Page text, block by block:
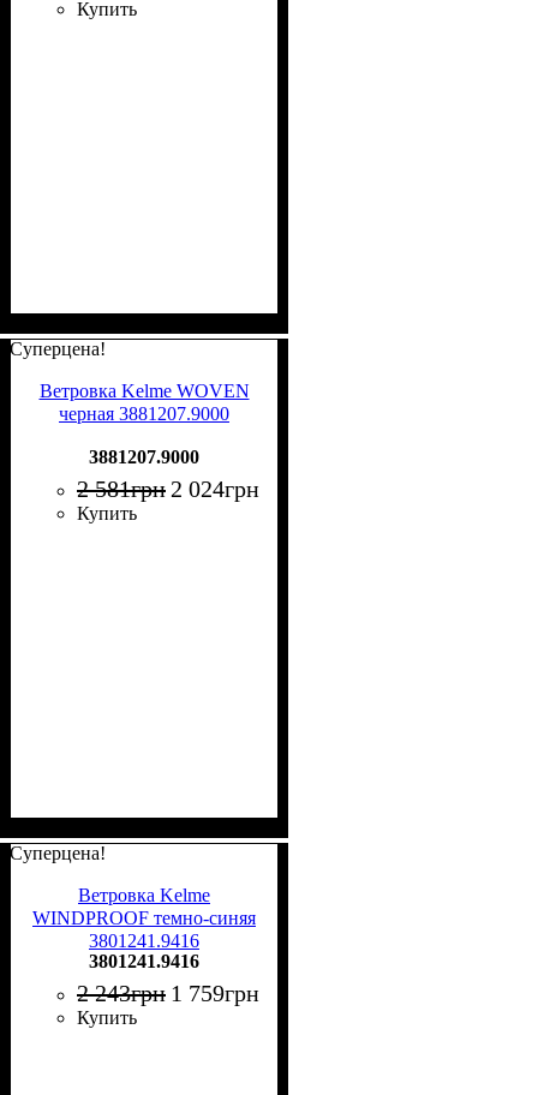
Купить
Суперцена!
Ветровка Kelme WOVEN
черная 3881207.9000
3881207.9000
2 581грн 2 024грн
Купить
Суперцена!
Ветровка Kelme
WINDPROOF темно-синяя
3801241.9416
3801241.9416
2 243грн 1 759грн
Купить